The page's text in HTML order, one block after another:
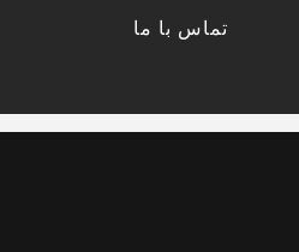
تماس با ما